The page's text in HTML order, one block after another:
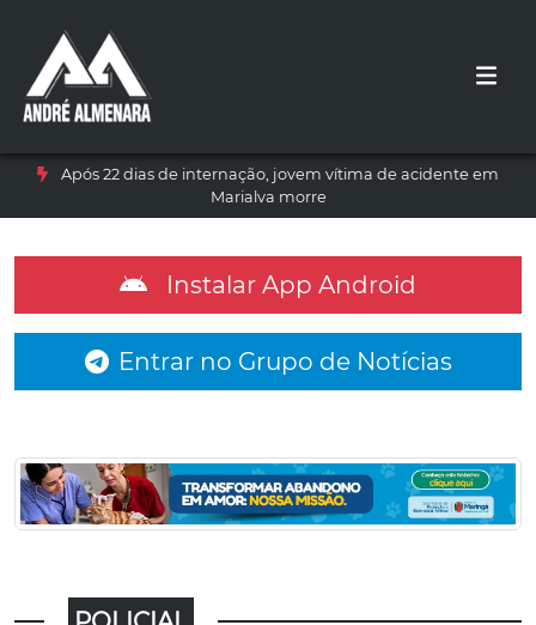
Após 22 dias de internação, jovem vítima de acidente em
Marialva morre
Instalar App Android
Entrar no Grupo de Notícias